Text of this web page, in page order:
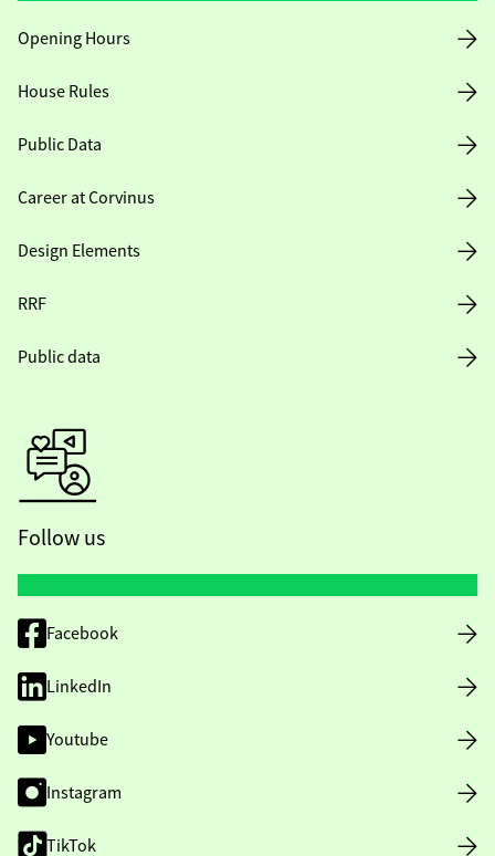
Opening Hours
House Rules
Public Data
Career at Corvinus
Design Elements
RRF
Public data
Follow us
Facebook
LinkedIn
Youtube
Instagram
TikTok